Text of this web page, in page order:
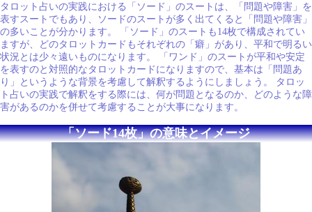
タロット占いの実践における「ソード」のスートは、「問題や障害」を
表すスートでもあり、ソードのスートが多く出てくると「問題や障害」
の多いことが分かります。 「ソード」のスートも14枚で構成されてい
ますが、どのタロットカードもそれぞれの「癖」があり、平和で明るい
状況とは少々遠いものになります。 「ワンド」のスートが平和や安定
を表すのと対照的なタロットカードになりますので、基本は「問題あ
り」というような背景を考慮して解釈するようにしましょう。 タロッ
ト占いの実践で解釈をする際には、何が問題となるのか、どのような障
害があるのかを併せて考慮することが大事になります。
「ソード14枚」の意味とイメージ